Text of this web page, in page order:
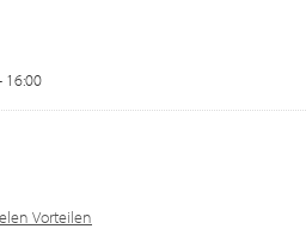
16:00
Vorteilen